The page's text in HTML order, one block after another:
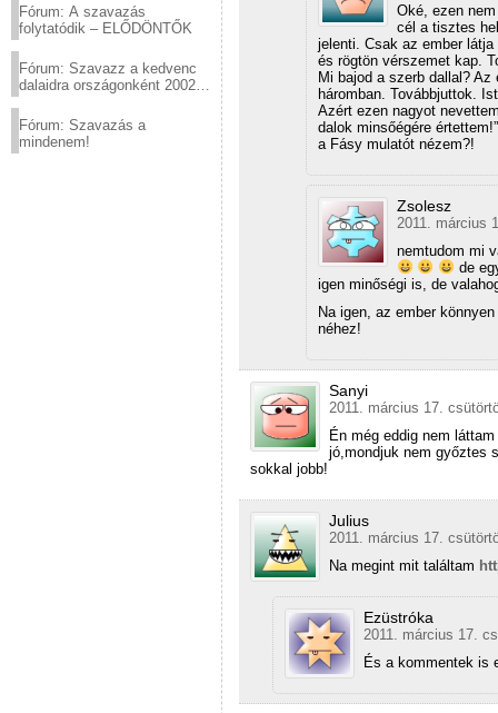
Fórum: A szavazás
folytatódik – ELŐDÖNTŐK
Fórum: Szavazz a kedvenc
dalaidra országonként 2002
Fórum: Szavazás a
mindenem!
Oké, ezen
cél a tisztes
jelenti. Csak az ember
és rögtön vérszemet kap.
Mi bajod a szerb dallal?
háromban. Továbbjuttok.
Azért ezen nagyot
dalok minsőégére
a Fásy mulatót nézem?!
Zsolesz
2011. március
nemtudom mi
de
igen minőségi is, de
Na igen, az ember
néhez!
Sanyi
2011. március 17.
Én még eddig nem
jó,mondjuk nem győztes
sokkal jobb!
Julius
2011. március 17.
Na megint mit találtam
Ezüstróka
2011. március 17.
És a kommentek is